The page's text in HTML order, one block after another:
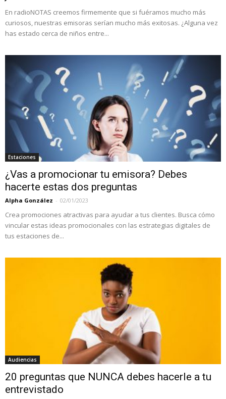
En radioNOTAS creemos firmemente que si fuéramos mucho más
curiosos, nuestras emisoras serían mucho más exitosas. ¿Alguna vez
has estado cerca de niños entre...
Estaciones
¿Vas a promocionar tu emisora? Debes
hacerte estas dos preguntas
Alpha González - 02/01/2023
Crea promociones atractivas para ayudar a tus clientes. Busca cómo
vincular estas ideas promocionales con las estrategias digitales de
tus estaciones de...
Audiencias
20 preguntas que NUNCA debes hacerle a tu
entrevistado